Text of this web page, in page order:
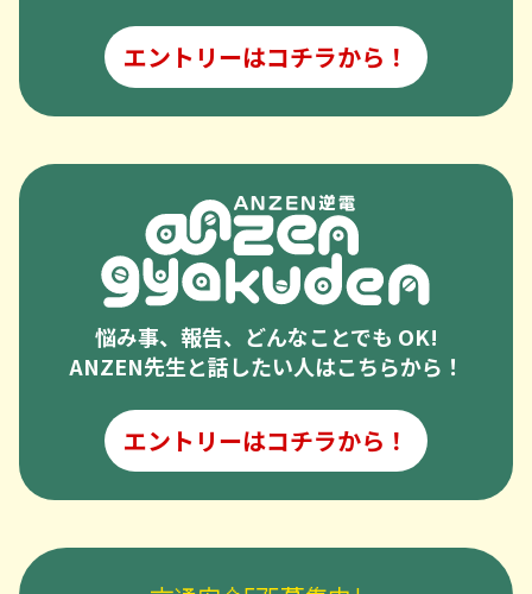
エントリーはコチラから！
悩み事、報告、どんなことでも OK!
ANZEN先生と話したい人はこちらから！
エントリーはコチラから！